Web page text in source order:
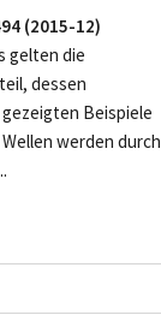
(2015-12)
gelten die
dessen
Beispiele
werden durch